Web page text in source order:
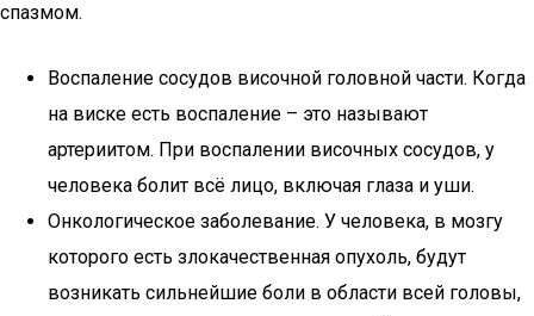
спазмом.
Воспаление сосудов височной головной части. Когда
на виске есть воспаление – это называют
артериитом. При воспалении височных сосудов, у
человека болит всё лицо, включая глаза и уши.
Онкологическое заболевание. У человека, в мозгу
которого есть злокачественная опухоль, будут
возникать сильнейшие боли в области всей головы,